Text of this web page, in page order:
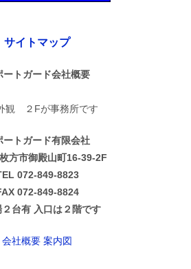
サイトマップ
ートガード会社概要
観 ２Fが事務所です
ートガード有限会社
方市御殿山町16-39-2F
072-849-8823
072-849-8824
台有 入口は２階です
会社概要 案内図